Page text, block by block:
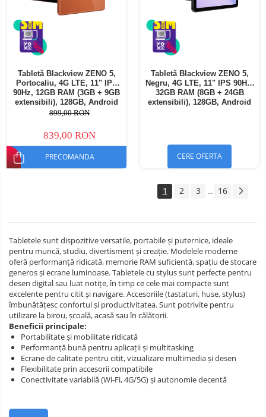
Tabletă Blackview ZENO 5,
Portocaliu, 4G LTE, 11" IPS
90Hz, 12GB RAM (3GB + 9GB
extensibili), 128GB, Android
16, Unisoc T7250, 8300mAh,
SIM
899,00 RON
839,00 RON
PRECOMANDA
Tabletă Blackview ZENO 5,
Negru, 4G LTE, 11" IPS 90Hz,
32GB RAM (8GB + 24GB
extensibili), 128GB, Android
CERE OFERTA
1 2 3 ... 16
Tabletele sunt dispozitive versatile, portabile și puternice, ideale
pentru muncă, studiu, divertisment și creație. Modelele moderne
oferă performanță ridicată, memorie RAM suficientă, spațiu de stocare
generos și ecrane luminoase. Tabletele cu stylus sunt perfecte pentru
desen digital sau luat notițe, în timp ce cele mai compacte sunt
excelente pentru citit și navigare. Accesoriile (tastaturi, huse, stylus)
îmbunătățesc confortul și productivitatea. Sunt potrivite pentru
utilizare la birou, școală, acasă sau în călătorii.
Beneficii principale:
Portabilitate și mobilitate ridicată
Performanță bună pentru aplicații și multitasking
Ecrane de calitate pentru citit, vizualizare multimedia și desen
Flexibilitate prin accesorii compatibile
Conectivitate variabilă (Wi‑Fi, 4G/5G) și autonomie decentă